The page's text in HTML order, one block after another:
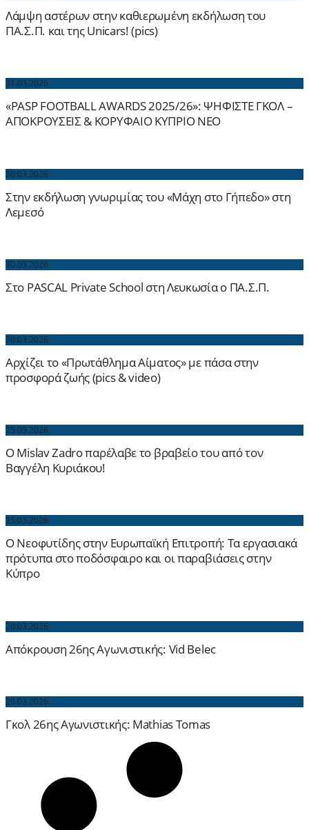
Λάμψη αστέρων στην καθιερωμένη εκδήλωση του
ΠΑ.Σ.Π. και της Unicars! (pics)
31.03.2026
«PASP FOOTBALL AWARDS 2025/26»: ΨΗΦΙΣΤΕ ΓΚΟΛ –
ΑΠΟΚΡΟΥΣΕΙΣ & ΚΟΡΥΦΑΙΟ ΚΥΠΡΙΟ ΝΕΟ
30.03.2026
Στην εκδήλωση γνωριμίας του «Μάχη στο Γήπεδο» στη
Λεμεσό
30.03.2026
Στο PASCAL Private School στη Λευκωσία ο ΠΑ.Σ.Π.
30.03.2026
Αρχίζει το «Πρωτάθλημα Αίματος» με πάσα στην
προσφορά ζωής (pics & video)
25.03.2026
Ο Mislav Zadro παρέλαβε το βραβείο του από τον
Βαγγέλη Κυριάκου!
25.03.2026
Ο Νεοφυτίδης στην Ευρωπαϊκή Επιτροπή: Τα εργασιακά
πρότυπα στο ποδόσφαιρο και οι παραβιάσεις στην
Κύπρο
20.03.2026
Απόκρουση 26ης Αγωνιστικής: Vid Belec
20.03.2026
Γκολ 26ης Αγωνιστικής: Mathias Tomas